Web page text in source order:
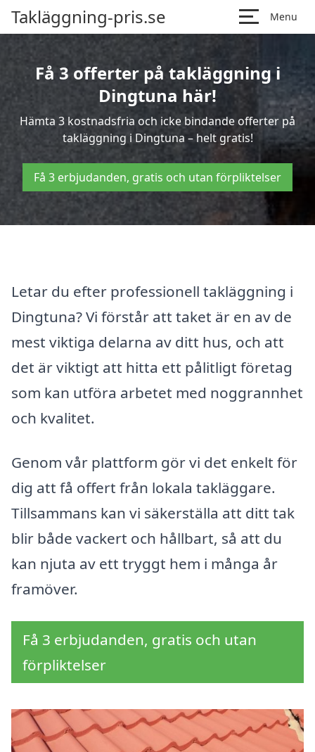
Takläggning-pris.se Menu
Få 3 offerter på takläggning i
Dingtuna här!
Hämta 3 kostnadsfria och icke bindande offerter på
takläggning i Dingtuna – helt gratis!
Få 3 erbjudanden, gratis och utan förpliktelser
Letar du efter professionell takläggning i
Dingtuna? Vi förstår att taket är en av de
mest viktiga delarna av ditt hus, och att
det är viktigt att hitta ett pålitligt företag
som kan utföra arbetet med noggrannhet
och kvalitet.
Genom vår plattform gör vi det enkelt för
dig att få offert från lokala takläggare.
Tillsammans kan vi säkerställa att ditt tak
blir både vackert och hållbart, så att du
kan njuta av ett tryggt hem i många år
framöver.
Få 3 erbjudanden, gratis och utan
förpliktelser